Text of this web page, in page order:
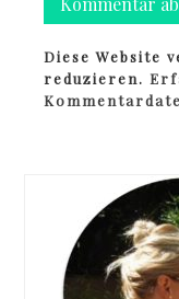
Diese Website
reduzieren.